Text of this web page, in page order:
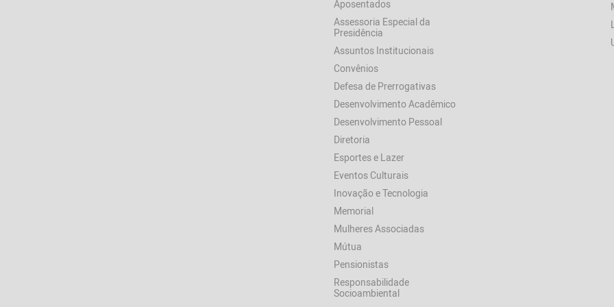
Aposentados
Assessoria Especial da
Presidência
Assuntos Institucionais
Convênios
Defesa de Prerrogativas
Desenvolvimento Acadêmico
Desenvolvimento Pessoal
Diretoria
Esportes e Lazer
Eventos Culturais
Inovação e Tecnologia
Memorial
Mulheres Associadas
Mútua
Pensionistas
Responsabilidade
Socioambiental